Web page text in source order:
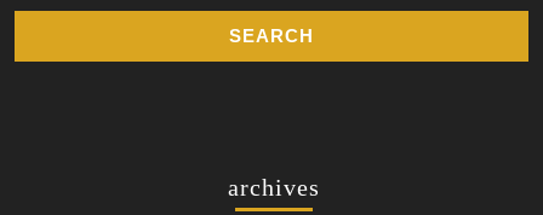
archives